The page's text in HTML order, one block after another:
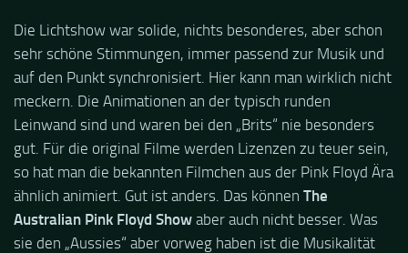
Die Lichtshow war solide, nichts besonderes, aber schon
sehr schöne Stimmungen, immer passend zur Musik und
auf den Punkt synchronisiert. Hier kann man wirklich nicht
meckern. Die Animationen an der typisch runden
Leinwand sind und waren bei den „Brits“ nie besonders
gut. Für die original Filme werden Lizenzen zu teuer sein,
so hat man die bekannten Filmchen aus der Pink Floyd Ära
ähnlich animiert. Gut ist anders. Das können The
Australian Pink Floyd Show aber auch nicht besser. Was
sie den „Aussies“ aber vorweg haben ist die Musikalität